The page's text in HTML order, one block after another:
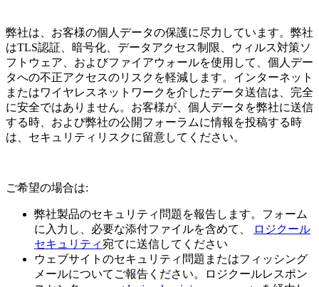
弊社は、お客様の個人データの保護に尽力しています。弊社
はTLS認証、暗号化、データアクセス制限、ウィルス対策ソ
フトウェア、およびファイアウォールを使用して、個人デー
タへの不正アクセスのリスクを軽減します。インターネット
またはワイヤレスネットワークを介したデータ送信は、完全
に安全ではありません。お客様が、個人データを弊社に送信
する時、および弊社の公開フォーラムに情報を投稿する時
は、セキュリティリスクに留意してください。
ご希望の場合は:
弊社製品のセキュリティ問題を報告します。フォーム
に入力し、必要な添付ファイルを含めて、
ロジクール
セキュリティ宛てに送信してください
ウェブサイトのセキュリティ問題またはフィッシング
メールについてご報告ください。ロジクールレスポン